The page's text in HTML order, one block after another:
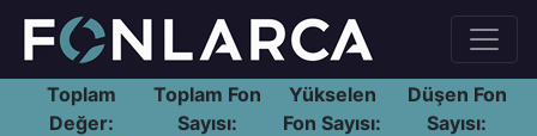
Toplam
Değer:
Toplam Fon
Sayısı:
Yükselen
Fon Sayısı:
Düşen Fon
Sayısı: